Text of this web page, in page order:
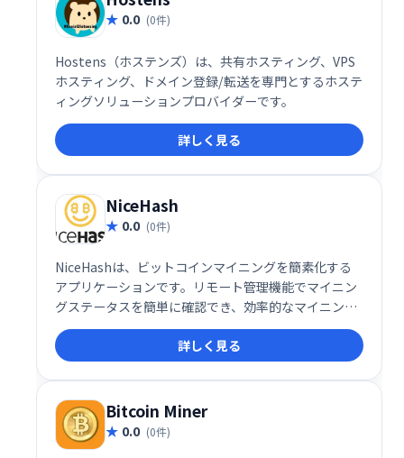
0.0 (0件)
Hostens（ホステンズ）は、共有ホスティング、VPS
ホスティング、ドメイン登録/転送を専門とするホステ
ィングソリューションプロバイダーです。
詳しく見る
NiceHash
0.0 (0件)
NiceHashは、ビットコインマイニングを簡素化する
アプリケーションです。リモート管理機能でマイニン
グステータスを簡単に確認でき、効率的なマイニング
と取引を実現します。初心者から上級者まで、手軽に
ビットコインマイニングを始められます。
詳しく見る
Bitcoin Miner
0.0 (0件)